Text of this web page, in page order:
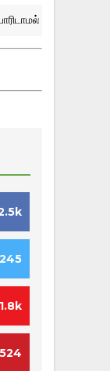
-
245
1.8k
524